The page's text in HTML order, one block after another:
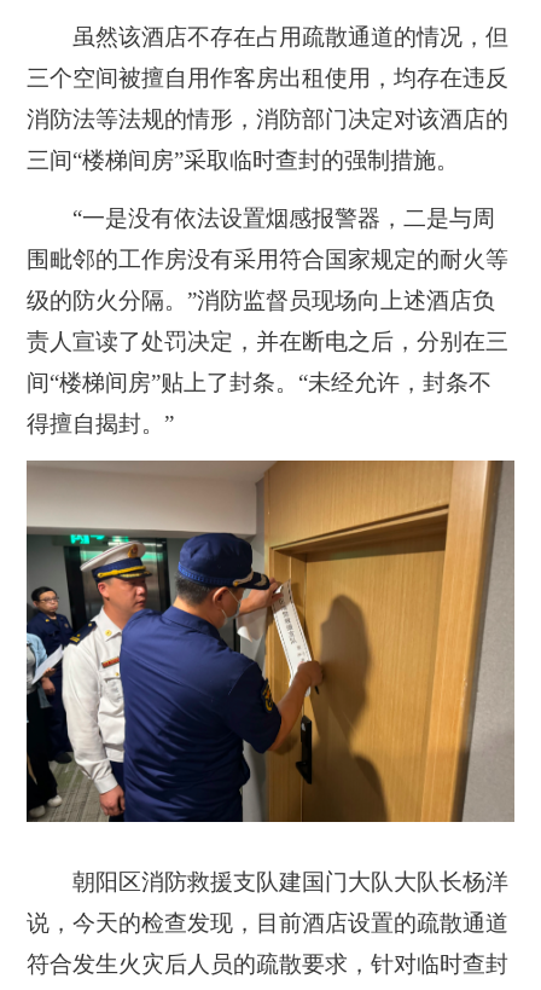
虽然该酒店不存在占用疏散通道的情况，但
三个空间被擅自用作客房出租使用，均存在违反
消防法等法规的情形，消防部门决定对该酒店的
三间“楼梯间房”采取临时查封的强制措施。
“一是没有依法设置烟感报警器，二是与周
围毗邻的工作房没有采用符合国家规定的耐火等
级的防火分隔。”消防监督员现场向上述酒店负
责人宣读了处罚决定，并在断电之后，分别在三
间“楼梯间房”贴上了封条。 “未经允许，封条不
得擅自揭封。”
朝阳区消防救援支队建国门大队大队长杨洋
说，今天的检查发现，目前酒店设置的疏散通道
符合发生火灾后人员的疏散要求，针对临时查封